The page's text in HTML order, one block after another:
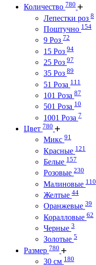
Количество 780
Лепестки роз 8
Поштучно 154
9 Роз 72
15 Роз 94
25 Роз 97
35 Роз 89
51 Роза 111
101 Роза 87
501 Роза 10
1001 Роза 7
Цвет 780
Микс 91
Красные 121
Белые 157
Розовые 230
Малиновые 110
Желтые 44
Оранжевые 39
Коралловые 62
Черные 3
Золотые 5
Размер 780
30 см 180